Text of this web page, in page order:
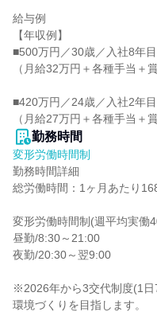
給与例
【年収例】
■500万円／30歳／入社8年目
（月給32万円＋各種手当＋賞
■420万円／24歳／入社2年目
（月給27万円＋各種手当＋賞
勤務時間
変形労働時間制
勤務時間詳細
総労働時間：1ヶ月あたり
変形労働時間制(週平均実働
昼勤/8:30～21:00
夜勤/20:30～翌9:00
※2026年から3交代制度(1
環境づくりを目指します。